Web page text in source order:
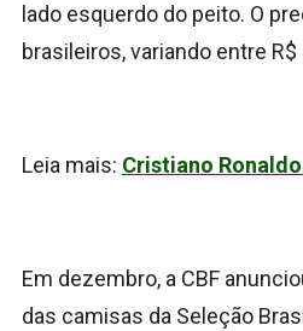
lado esquerdo do peito. O
brasileiros, variando entre R$
Leia mais: Cristiano
Em dezembro, a CBF
das camisas da Seleção